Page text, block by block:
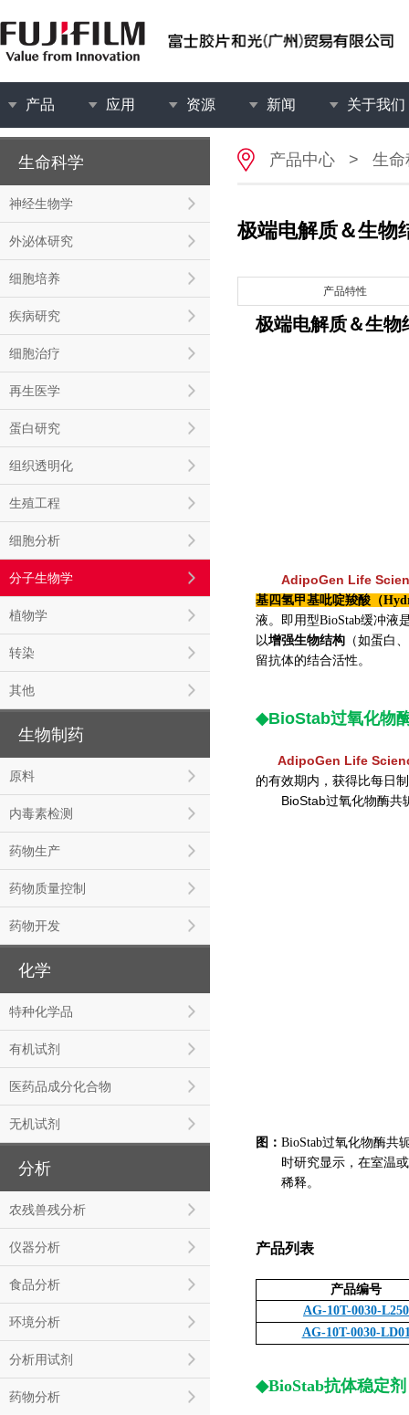
产品 应用 资源 新闻 关于我们
生命科学
神经生物学
外泌体研究
细胞培养
疾病研究
细胞治疗
再生医学
蛋白研究
组织透明化
生殖工程
细胞分析
分子生物学
植物学
转染
其他
生物制药
原料
内毒素检测
药物生产
药物质量控制
药物开发
化学
特种化学品
有机试剂
医药品成分化合物
无机试剂
分析
农残兽残分析
仪器分析
食品分析
环境分析
分析用试剂
药物分析
产品中心 > 生命
极端电解质＆生物
产品特性
极端电解质＆生物
AdipoGen Life
基四氢甲基吡啶羧酸（
液。即用型BioStab缓冲液
以增强生物结构 （如蛋白
留抗体的结合活性。
◆BioStab过氧化物
AdipoGen Life
的有效期内，获得比每日
BioStab过氧化物酶共
图： BioStab过氧化物酶共
时研究显示，在室温
稀释。
产品列表
产品编号
AG-10T-0030-L250
AG-10T-0030-
◆BioStab抗体稳定